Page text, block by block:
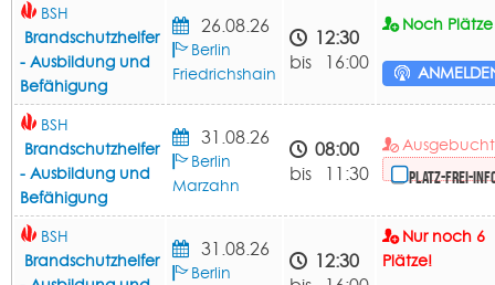
BSH
Brandschutzhelfer
- Ausbildung und
Befähigung
26.08.26
Berlin
Friedrichshain
12:30
bis 16:00
Noch
BSH
Brandschutzhelfer
- Ausbildung und
Befähigung
31.08.26
Berlin
Marzahn
08:00
bis 11:30
Platz-frei-
BSH
Brandschutzhelfer
31.08.26
Berlin
12:30
Nur noch 6
Plätze!